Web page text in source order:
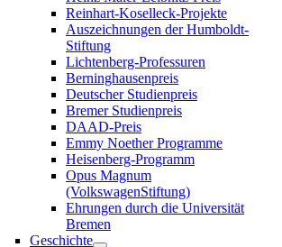
Reinhart-Koselleck-Projekte
Auszeichnungen der Humboldt-
Stiftung
Lichtenberg-Professuren
Berninghausenpreis
Deutscher Studienpreis
Bremer Studienpreis
DAAD-Preis
Emmy Noether Programme
Heisenberg-Programm
Opus Magnum
(VolkswagenStiftung)
Ehrungen durch die Universität
Bremen
Geschichte